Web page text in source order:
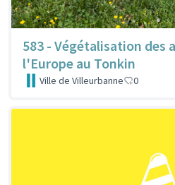
583 - Végétalisation des
l'Europe au Tonkin
Ville de Villeurbanne 0